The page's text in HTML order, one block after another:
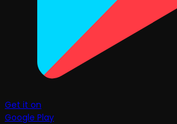
Get it on
Google Play